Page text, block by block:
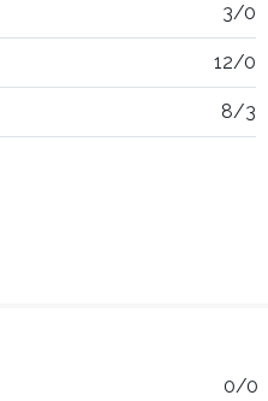
3/0
12/0
8/3
0/0